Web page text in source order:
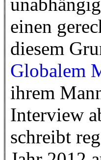
einen
diesem
Globalem
ihrem
Interview
schreibt